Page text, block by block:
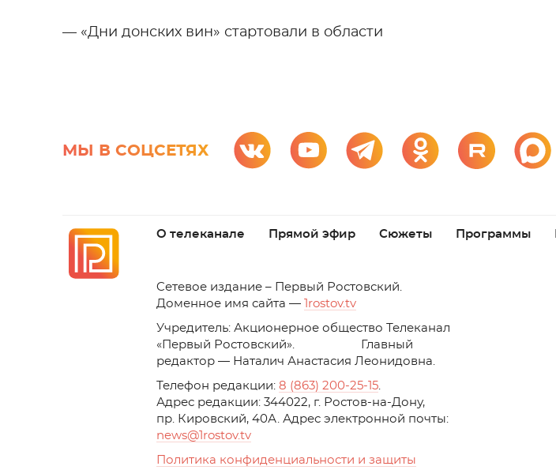
— «Дни донских вин» стартовали в области
МЫ В СОЦСЕТЯХ
О телеканале Прямой эфир Сюжеты Программы
Cетевое издание – Первый Ростовский.
Доменное имя сайта —
1rostov.tv
Учредитель: Акционерное общество Телеканал
«Первый Ростовский». Главный
редактор — Наталич Анастасия Леонидовна.
Телефон редакции: 8 (863) 200-25-15
Адрес редакции: 344022, г. Ростов-на-Дону,
пр. Кировский, 40А. Адрес электронной почты:
news@1rostov.tv
Политика конфиденциальности и защиты